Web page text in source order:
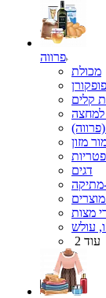
פרווה
מכולת
קלים
למחצה
מזון
דגים
מתיקה
מצות
עולש
עוד 2